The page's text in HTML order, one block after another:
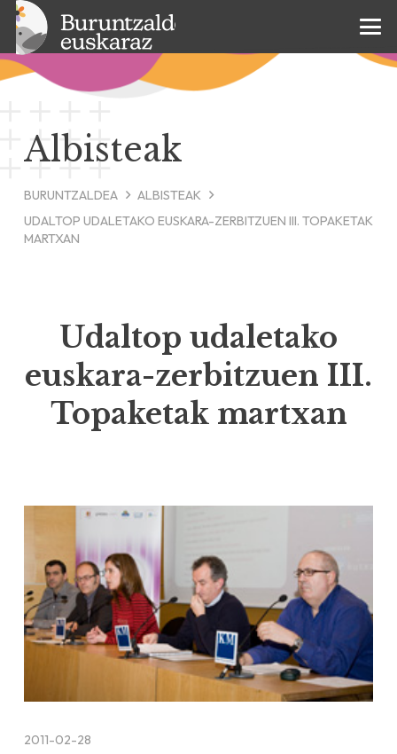
Albisteak
BURUNTZALDEA
ALBISTEAK
UDALTOP UDALETAKO EUSKARA-ZERBITZUEN III. TOPAKETAK
MARTXAN
Udaltop udaletako
euskara-zerbitzuen III.
Topaketak martxan
2011-02-28